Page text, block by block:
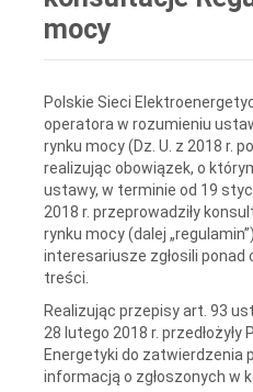
mocy
Polskie Sieci
operatora w rozumieniu
rynku mocy (Dz. U. z 2018 r.
realizując obowiązek, o
ustawy, w terminie od 19
2018 r. przeprowadziły
rynku mocy (dalej
interesariusze zgłosili ponad
treści.
Realizując przepisy art. 93
28 lutego 2018 r.
Energetyki do zatwierdzenia
informacją o zgłoszonych w